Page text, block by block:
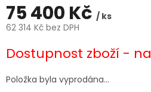
75 400 Kč / ks
62 314 Kč bez DPH
cena:
Dostupnost zboží -
Položka byla vyprodána…